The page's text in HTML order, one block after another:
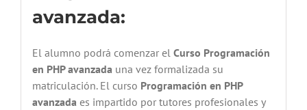
avanzada:
El alumno podrá comenzar el Curso Programación
en PHP avanzadauna vez formalizada su
matriculación. El curso Programación en PHP
avanzadaes impartido por tutores profesionales y